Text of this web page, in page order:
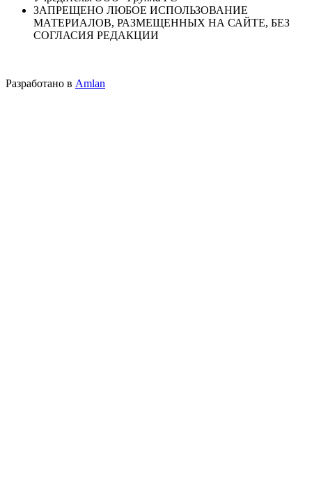
ЗАПРЕЩЕНО ЛЮБОЕ ИСПОЛЬЗОВАНИЕ
МАТЕРИАЛОВ, РАЗМЕЩЕННЫХ НА САЙТЕ, БЕЗ
СОГЛАСИЯ РЕДАКЦИИ
Разработано в Amlan